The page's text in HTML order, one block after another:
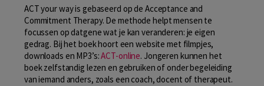
ACT your way is gebaseerd op de Acceptance and
Commitment Therapy. De methode helpt mensen te
focussen op datgene wat je kan veranderen: je eigen
gedrag. Bij het boek hoort een website met filmpjes,
downloads en MP3’s:ACT-online. Jongeren kunnen het
boek zelfstandig lezen en gebruiken of onder begeleiding
van iemand anders, zoals een coach, docent of therapeut.